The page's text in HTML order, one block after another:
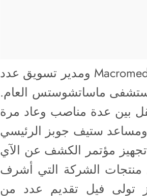
فيل تقلد الكثير من المناصب مثل نائب رئيس شركة Macromedia ومدير تسويق عدد
ماساتشوستس العام.
في 1987 ثم تركها وانتقل بين عدة مناصب وعاد مرة
التسويق ومساعد ستيف جوبز الرئيسي
مؤتمر الكشف عن الآي
منتجات الشركة التي أشرف
فيل تقديم عدد من